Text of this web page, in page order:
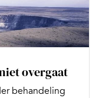
overgaat
behandeling